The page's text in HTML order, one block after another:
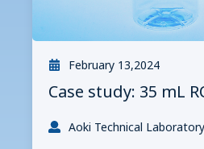
February 13,2024
Case study: 35 mL
Aoki Technical